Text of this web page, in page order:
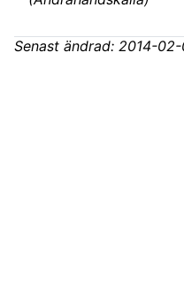
Senast ändrad: 2014-